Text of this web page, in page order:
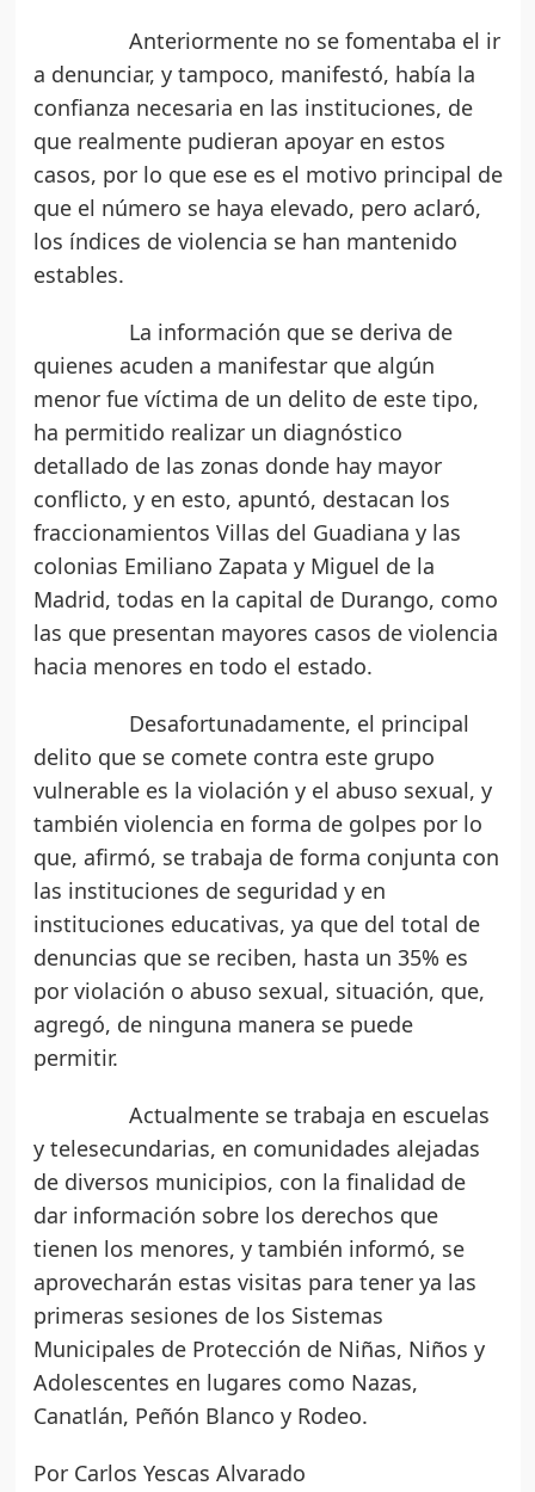
Anteriormente no se fomentaba el ir
a denunciar, y tampoco, manifestó, había la
confianza necesaria en las instituciones, de
que realmente pudieran apoyar en estos
casos, por lo que ese es el motivo principal de
que el número se haya elevado, pero aclaró,
los índices de violencia se han mantenido
estables.
La información que se deriva de
quienes acuden a manifestar que algún
menor fue víctima de un delito de este tipo,
ha permitido realizar un diagnóstico
detallado de las zonas donde hay mayor
conflicto, y en esto, apuntó, destacan los
fraccionamientos Villas del Guadiana y las
colonias Emiliano Zapata y Miguel de la
Madrid, todas en la capital de Durango, como
las que presentan mayores casos de violencia
hacia menores en todo el estado.
Desafortunadamente, el principal
delito que se comete contra este grupo
vulnerable es la violación y el abuso sexual, y
también violencia en forma de golpes por lo
que, afirmó, se trabaja de forma conjunta con
las instituciones de seguridad y en
instituciones educativas, ya que del total de
denuncias que se reciben, hasta un 35% es
por violación o abuso sexual, situación, que,
agregó, de ninguna manera se puede
permitir.
Actualmente se trabaja en escuelas
y telesecundarias, en comunidades alejadas
de diversos municipios, con la finalidad de
dar información sobre los derechos que
tienen los menores, y también informó, se
aprovecharán estas visitas para tener ya las
primeras sesiones de los Sistemas
Municipales de Protección de Niñas, Niños y
Adolescentes en lugares como Nazas,
Canatlán, Peñón Blanco y Rodeo.
Por Carlos Yescas Alvarado